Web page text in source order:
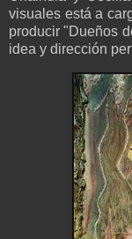
visuales está a
producir "Dueños
idea y dirección